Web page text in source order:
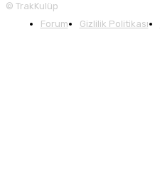
© TrakKulüp
Forum
Gizlilik Politikası